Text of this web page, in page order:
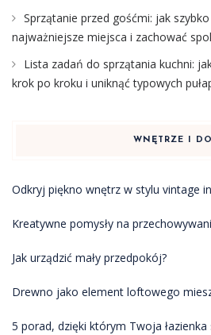
Sprzątanie przed gośćmi: jak
najważniejsze miejsca i zachować
Lista zadań do sprzątania kuchni:
krok po kroku i uniknąć typowych
WNĘTRZE I
Odkryj piękno wnętrz w stylu vintage
Kreatywne pomysły na
Jak urządzić mały przedpokój?
Drewno jako element loftowego
5 porad, dzięki którym Twoja